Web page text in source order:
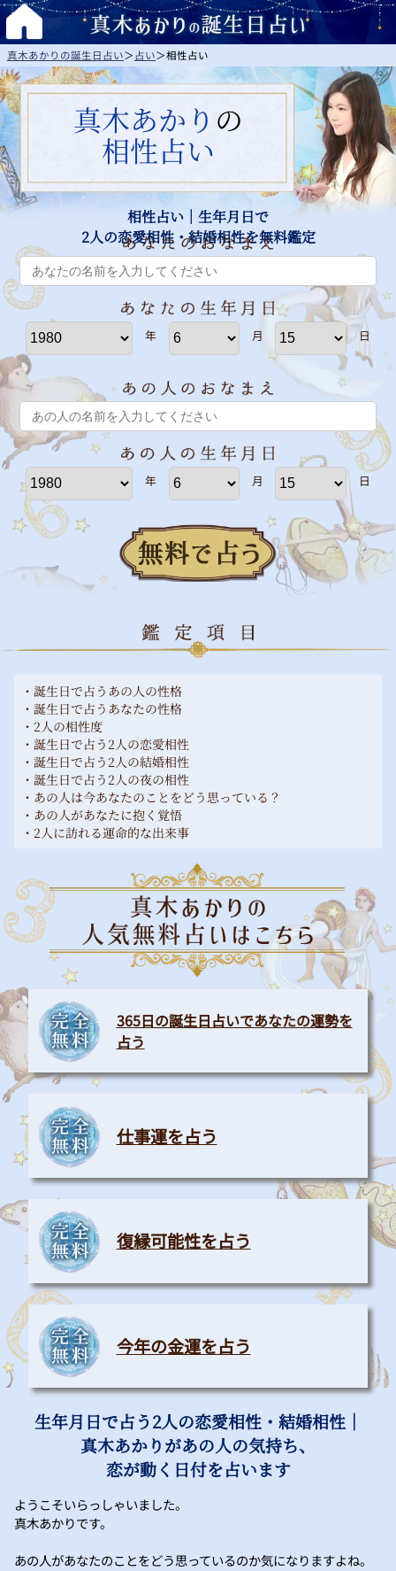
真木あかりの誕生日占い＞占い＞相性占い
真木あかり の
相性占い
相性占い｜生年月日で
2人の恋愛相性・結婚相性を無料鑑定
年 月 日
年 月 日
・誕生日で占うあの人の性格
・誕生日で占うあなたの性格
・2人の相性度
・誕生日で占う2人の恋愛相性
・誕生日で占う2人の結婚相性
・誕生日で占う2人の夜の相性
・あの人は今あなたのことをどう思っている？
・あの人があなたに抱く覚悟
・2人に訪れる運命的な出来事
365日の誕生日占いであなたの運勢を
占う
仕事運を占う
復縁可能性を占う
今年の金運を占う
生年月日で占う2人の恋愛相性・結婚相性｜
真木あかりがあの人の気持ち、
恋が動く日付を占います
ようこそいらっしゃいました。
真木あかりです。
あの人があなたのことをどう思っているのか気になりますよね。